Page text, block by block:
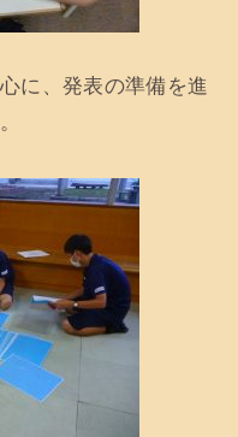
に、発表の準備を進